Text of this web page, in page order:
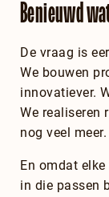
Benieuwd
De vraag is
We bouwen
innovatiever.
We realiseren
nog veel meer.
En omdat
in die passen